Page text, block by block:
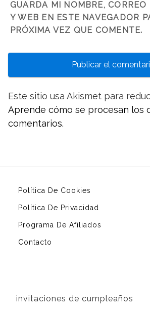
GUARDA MI NOMBRE,
Y WEB EN ESTE NAVEGADOR
PRÓXIMA VEZ QUE COMENTE.
Este sitio usa Akismet para
Aprende cómo se procesan los
comentarios.
Política De Cookies
Política De Privacidad
Programa De Afiliados
Contacto
invitaciones de cumpleaños